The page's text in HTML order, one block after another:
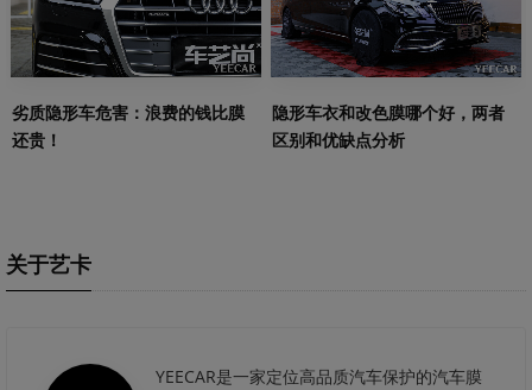
劣质隐形车危害：浪费的钱比膜
还贵！
隐形车衣和改色膜哪个好，两者
区别和优缺点分析
关于艺卡
YEECAR是一家定位高品质汽车保护的汽车膜